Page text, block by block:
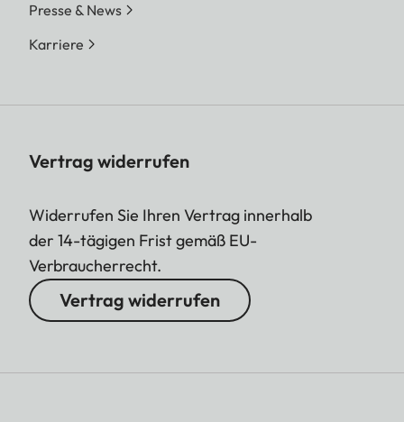
Presse & News
Karriere
Vertrag widerrufen
Widerrufen Sie Ihren Vertrag innerhalb
der 14-tägigen Frist gemäß EU-
Verbraucherrecht.
Vertrag widerrufen